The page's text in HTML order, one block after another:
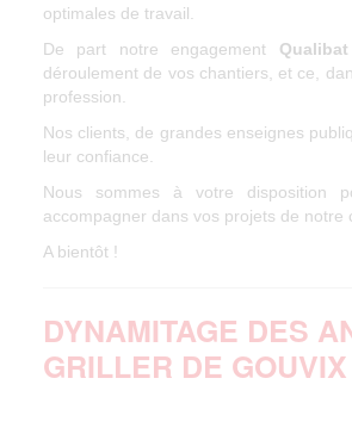
optimales de travail.
De part notre engagement Qualibat
déroulement de vos chantiers, et ce,
profession.
Nos clients, de grandes enseignes
leur confiance.
Nous sommes à votre disposition
accompagner dans vos projets de
A bientôt !
DYNAMITAGE DES
GRILLER DE GOUVIX